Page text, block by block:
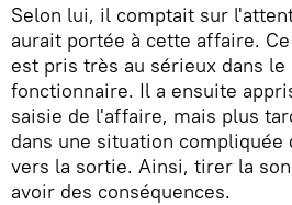
Selon lui, il comptait sur
aurait portée à cette affaire.
est pris très au sérieux dans le
fonctionnaire. Il a ensuite
saisie de l'affaire, mais plus
dans une situation compliquée
vers la sortie. Ainsi, tirer la
avoir des conséquences.